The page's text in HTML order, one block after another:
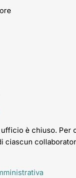
è chiuso. Per
ciascun